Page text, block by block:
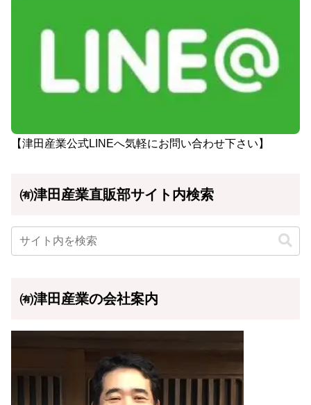
【津田産業公式LINEへ気軽にお問い合わせ下さい】
㈲津田産業直販部サイト内検索
㈲津田産業の会社案内